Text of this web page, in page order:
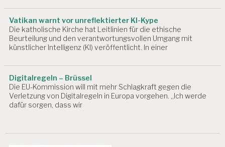
R
B
EI
T
R
O
D
U
I
Vatikan warnt vor unreflektierter KI-Kype
Die katholische Kirche hat Leitlinien für die ethische
Beurteilung und den verantwortungsvollen Umgang mit
künstlicher Intelligenz (KI) veröffentlicht. In einer
Digitalregeln – Brüssel
Die EU-Kommission will mit mehr Schlagkraft gegen die
Verletzung von Digitalregeln in Europa vorgehen. „Ich werde
dafür sorgen, dass wir